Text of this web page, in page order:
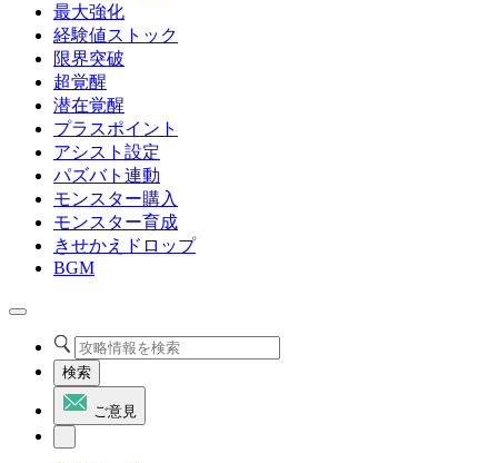
最大強化
経験値ストック
限界突破
超覚醒
潜在覚醒
プラスポイント
アシスト設定
パズバト連動
モンスター購入
モンスター育成
きせかえドロップ
BGM
検索
ご意見